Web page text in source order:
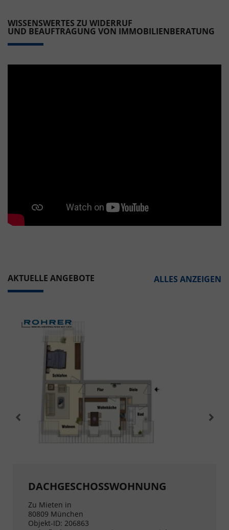
WISSENSWERTES ZU WIDERRUF
UND BEAUFTRAGUNG VON IMMOBILIENBERATUNG
AKTUELLE ANGEBOTE ALLES ANZEIGEN
DACHGESCHOSSWOHNUNG
Zu Mieten in
80809 München
Objekt-ID: 206863